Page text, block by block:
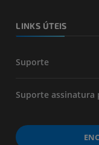
LINKS ÚTEIS
Suporte
Suporte assinatura